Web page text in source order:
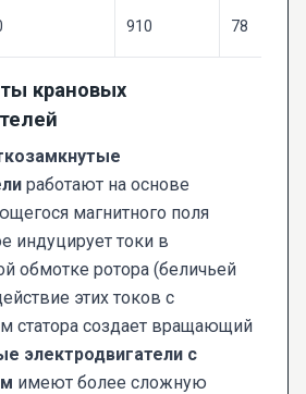
910 78
крановых
работают на основе
магнитного поля
индуцирует токи в
обмотке ротора (беличьей
этих токов с
статора создает вращающий
электродвигатели с
имеют более сложную